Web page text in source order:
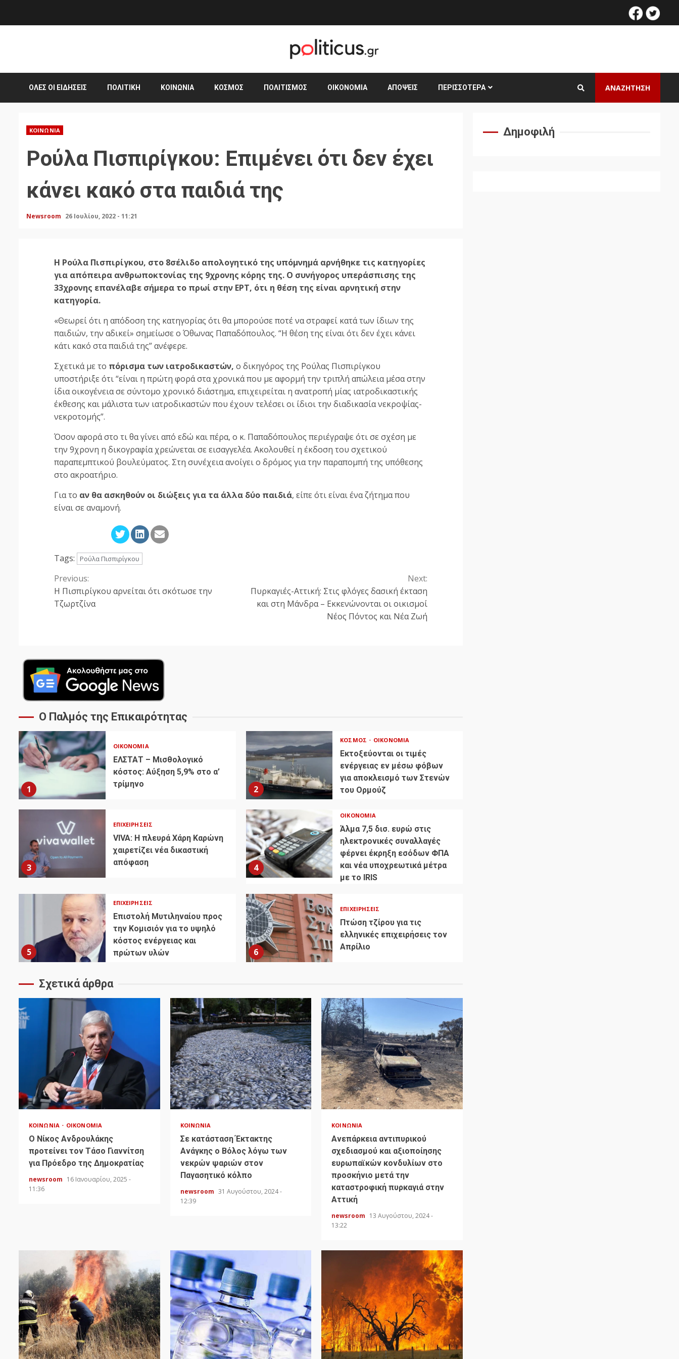
facebook
ΌΛΕΣ ΟΙ ΕΙΔΉΣΕΙΣ ΠΟΛΙΤΙΚΉ ΚΟΙΝΩΝΊΑ ΚΌΣΜΟΣ ΠΟΛΙΤΙΣΜΌΣ ΟΙΚΟΝΟΜΊΑ ΑΠΌΨΕΙΣ ΠΕΡΙΣΣΌΤΕΡΑ ΑΝΑΖΗΤΗΣΗ
ΚΟΙΝΩΝΊΑ
Ρούλα Πισπιρίγκου: Επιμένει ότι δεν έχει
κάνει κακό στα παιδιά της
Newsroom 26 Ιουλίου, 2022 - 11:21
Η Ρούλα Πισπιρίγκου, στο 8σέλιδο απολογητικό της υπόμνημά αρνήθηκε τις κατηγορίες
για απόπειρα ανθρωποκτονίας της 9χρονης κόρης της. Ο συνήγορος υπεράσπισης της
33χρονης επανέλαβε σήμερα το πρωί στην ΕΡΤ, ότι η θέση της είναι αρνητική στην
κατηγορία.
«Θεωρεί ότι η απόδοση της κατηγορίας ότι θα μπορούσε ποτέ να στραφεί κατά των ίδιων της
παιδιών, την αδικεί» σημείωσε ο Όθωνας Παπαδόπουλος. “Η θέση της είναι ότι δεν έχει κάνει
κάτι κακό στα παιδιά της” ανέφερε.
Σχετικά με το πόρισμα των ιατροδικαστών, ο δικηγόρος της Ρούλας Πισπιρίγκου
υποστήριξε ότι “είναι η πρώτη φορά στα χρονικά που με αφορμή την τριπλή απώλεια μέσα στην
ίδια οικογένεια σε σύντομο χρονικό διάστημα, επιχειρείται η ανατροπή μίας ιατροδικαστικής
έκθεσης και μάλιστα των ιατροδικαστών που έχουν τελέσει οι ίδιοι την διαδικασία νεκροψίας-
νεκροτομής”.
Όσον αφορά στο τι θα γίνει από εδώ και πέρα, ο κ. Παπαδόπουλος περιέγραψε ότι σε σχέση με
την 9χρονη η δικογραφία χρεώνεται σε εισαγγελέα. Ακολουθεί η έκδοση του σχετικού
παραπεμπτικού βουλεύματος. Στη συνέχεια ανοίγει ο δρόμος για την παραπομπή της υπόθεσης
στο ακροατήριο.
Για το αν θα ασκηθούν οι διώξεις για τα άλλα δύο παιδιά, είπε ότι είναι ένα ζήτημα που
είναι σε αναμονή.
Tags: Ρούλα Πισπιρίγκου
Continue
Reading
Previous:
Η Πισπιρίγκου αρνείται ότι σκότωσε την
Τζωρτζίνα
Next:
Πυρκαγιές-Αττική: Στις φλόγες δασική έκταση
και στη Μάνδρα – Εκκενώνονται οι οικισμοί
Νέος Πόντος και Νέα Ζωή
Ο Παλμός της Επικαιρότητας
1
ΟΙΚΟΝΟΜΊΑ
ΕΛΣΤΑΤ – Μισθολογικό
κόστος: Αύξηση 5,9% στο α’
τρίμηνο
2
ΚΌΣΜΟΣ ΟΙΚΟΝΟΜΊΑ
Εκτοξεύονται οι τιμές
ενέργειας εν μέσω φόβων
για αποκλεισμό των Στενών
του Ορμούζ
3
ΕΠΙΧΕΙΡΉΣΕΙΣ
VIVA: Η πλευρά Χάρη Καρώνη
χαιρετίζει νέα δικαστική
απόφαση
4
ΟΙΚΟΝΟΜΊΑ
Άλμα 7,5 δισ. ευρώ στις
ηλεκτρονικές συναλλαγές
φέρνει έκρηξη εσόδων ΦΠΑ
και νέα υποχρεωτικά μέτρα
με το IRIS
5
ΕΠΙΧΕΙΡΉΣΕΙΣ
Επιστολή Μυτιληναίου προς
την Κομισιόν για το υψηλό
κόστος ενέργειας και
πρώτων υλών
6
ΕΠΙΧΕΙΡΉΣΕΙΣ
Πτώση τζίρου για τις
ελληνικές επιχειρήσεις τον
Απρίλιο
Σχετικά άρθρα
ΚΟΙΝΩΝΊΑ ΟΙΚΟΝΟΜΊΑ
Ο Νίκος Ανδρουλάκης
προτείνει τον Τάσο Γιαννίτση
για Πρόεδρο της Δημοκρατίας
newsroom 16 Ιανουαρίου, 2025 -
11:36
ΚΟΙΝΩΝΊΑ
Σε κατάσταση Έκτακτης
Ανάγκης ο Βόλος λόγω των
νεκρών ψαριών στον
Παγασητικό κόλπο
newsroom 31 Αυγούστου, 2024 -
12:39
ΚΟΙΝΩΝΊΑ
Ανεπάρκεια αντιπυρικού
σχεδιασμού και αξιοποίησης
ευρωπαϊκών κονδυλίων στο
προσκήνιο μετά την
καταστροφική πυρκαγιά στην
Αττική
newsroom 13 Αυγούστου, 2024 -
13:22
Δημοφιλή